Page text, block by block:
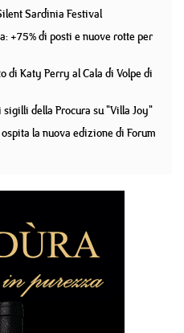
Sardinia Festival
+75% di posti e nuove rotte per
di Katy Perry al Cala di Volpe di
della Procura su "Villa Joy"
la nuova edizione di Forum